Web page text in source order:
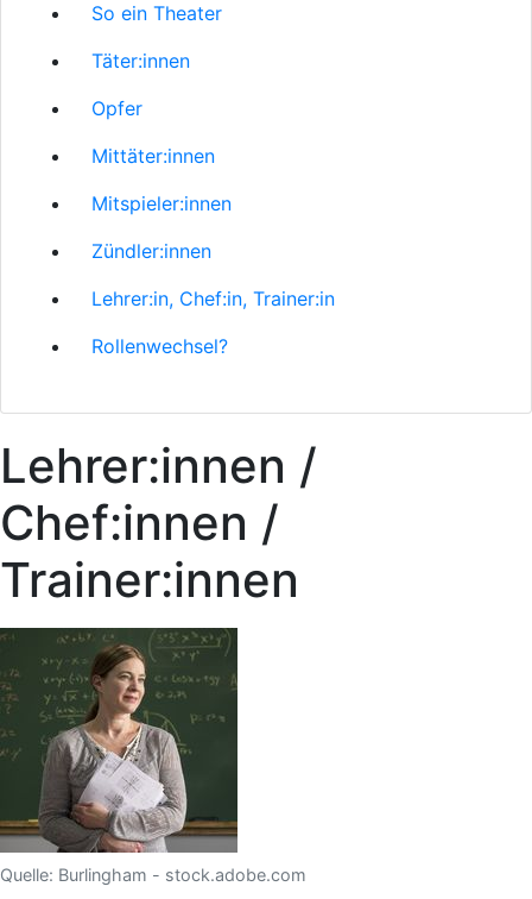
So ein Theater
Täter:innen
Opfer
Mittäter:innen
Mitspieler:innen
Zündler:innen
Lehrer:in, Chef:in, Trainer:in
Rollenwechsel?
Lehrer:innen /
Chef:innen /
Trainer:innen
Quelle: Burlingham - stock.adobe.com